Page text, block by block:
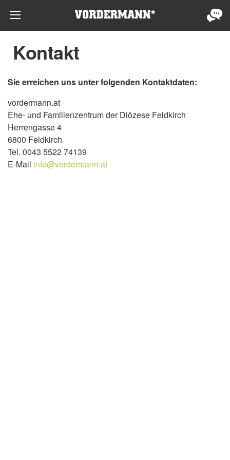
Kontakt
Sie erreichen uns unter folgenden Kontaktdaten:
vordermann.at
Ehe- und Familienzentrum der Diözese Feldkirch
Herrengasse 4
6800 Feldkirch
Tel. 0043 5522 74139
E-Mail info@vordermann.at